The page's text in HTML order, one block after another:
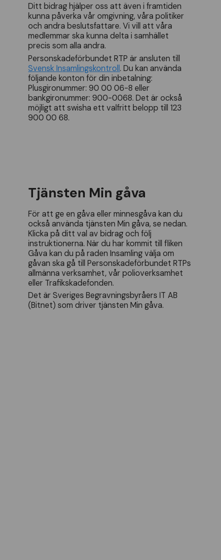
Ditt bidrag hjälper oss att även i framtiden
kunna påverka vår omgivning, våra politiker
och andra beslutsfattare. Vi vill att våra
medlemmar ska kunna delta i samhället
precis som alla andra.
Personskadeförbundet RTP är ansluten till
Svensk Insamlingskontroll. Du kan använda
följande konton för din inbetalning:
Plusgironummer: 90 00 06-8 eller
bankgironummer: 900-0068. Det är också
möjligt att swisha ett valfritt belopp till 123
900 00 68.
Tjänsten Min gåva
För att ge en gåva eller minnesgåva kan du
också använda tjänsten Min gåva, se nedan.
Klicka på ditt val av bidrag och följ
instruktionerna. När du har kommit till fliken
Gåva kan du på raden Insamling välja om
gåvan ska gå till Personskadeförbundet RTPs
allmänna verksamhet, vår polioverksamhet
eller Trafikskadefonden.
Det är Sveriges Begravningsbyråers IT AB
(Bitnet) som driver tjänsten Min gåva.